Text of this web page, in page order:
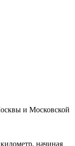
и Московской
начиная